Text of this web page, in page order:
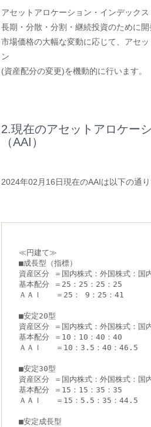
アセットアロケーション・インデックス
長期・分散・分割・継続投資のために開
市場価格の大幅な変動に応じて、アセ
ン
(資産配分の変更)を機動的に行います。
2.現在のアセットアロケー
（AAI）
2024年02月16日現在のAAIは以下の通
≪円建て≫
■成長型（指標）
資産区分 ＝国内株式：外国株式：国
基本配分 ＝25：25：25：25
ＡＡＩ   ＝25： 9：25：41
■安定20型
資産区分 ＝国内株式：外国株式：国
基本配分 ＝10：10：40：40
ＡＡＩ   ＝10：3.5：40：46.5
■安定30型
資産区分 ＝国内株式：外国株式：国
基本配分 ＝15：15：35：35
ＡＡＩ   ＝15：5.5：35：44.5
■安定成長型